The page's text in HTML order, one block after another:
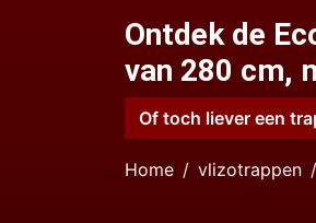
Ontdek de
van 280 cm,
Of toch liever een
Home vlizotrappen